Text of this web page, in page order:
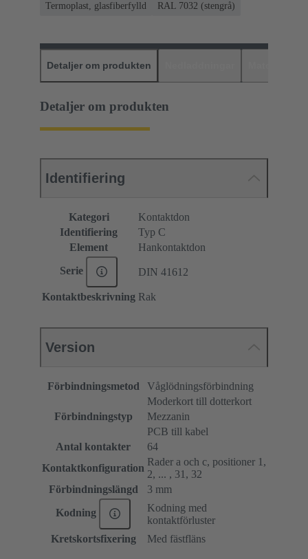
Termoplast, glasfiberfylld
RAL 7032 (stengrå)
Detaljer om produkten
Detaljer om produkten
Identifiering
Kategori
Kontaktdon
Identifiering
Typ C
Element
Hankontaktdon
Serie DIN 41612
Kontaktbeskrivning Rak
Version
Förbindningsmetod Våglödningsförbindning
Förbindningstyp
Moderkort till dotterkort
Mezzanin
PCB till kabel
Antal kontakter
64
Kontaktkonfiguration
Rader a och c, positioner 1,
2, ... , 31, 32
Förbindningslängd
3 mm
Kodning
Kodning med
kontaktförluster
Kretskortsfixering
Med fästfläns